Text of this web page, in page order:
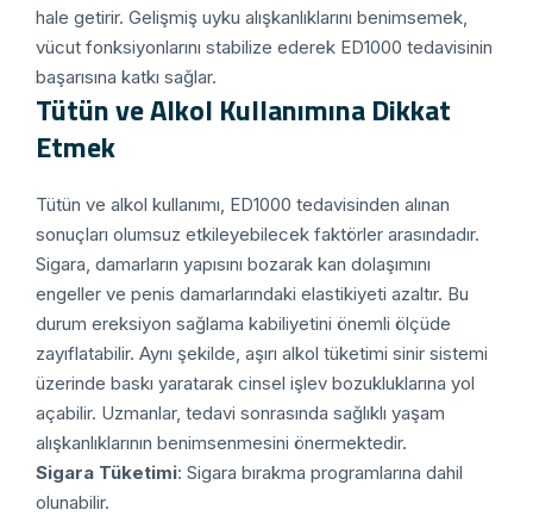
hale getirir. Gelişmiş uyku alışkanlıklarını benimsemek,
vücut fonksiyonlarını stabilize ederek ED1000 tedavisinin
başarısına katkı sağlar.
Tütün ve Alkol Kullanımına Dikkat
Etmek
Tütün ve alkol kullanımı, ED1000 tedavisinden alınan
sonuçları olumsuz etkileyebilecek faktörler arasındadır.
Sigara, damarların yapısını bozarak kan dolaşımını
engeller ve penis damarlarındaki elastikiyeti azaltır. Bu
durum ereksiyon sağlama kabiliyetini önemli ölçüde
zayıflatabilir. Aynı şekilde, aşırı alkol tüketimi sinir sistemi
üzerinde baskı yaratarak cinsel işlev bozukluklarına yol
açabilir. Uzmanlar, tedavi sonrasında sağlıklı yaşam
alışkanlıklarının benimsenmesini önermektedir.
Sigara Tüketimi: Sigara bırakma programlarına dahil
olunabilir.